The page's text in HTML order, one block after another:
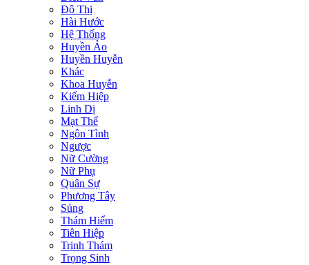
Đô Thị
Hài Hước
Hệ Thống
Huyền Ảo
Huyền Huyễn
Khác
Khoa Huyễn
Kiếm Hiệp
Linh Dị
Mạt Thế
Ngôn Tình
Ngược
Nữ Cường
Nữ Phụ
Quân Sự
Phương Tây
Sủng
Thám Hiểm
Tiên Hiệp
Trinh Thám
Trọng Sinh